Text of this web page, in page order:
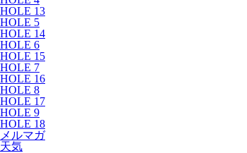
HOLE 13
HOLE 5
HOLE 14
HOLE 6
HOLE 15
HOLE 7
HOLE 16
HOLE 8
HOLE 17
HOLE 9
HOLE 18
メルマガ
天気